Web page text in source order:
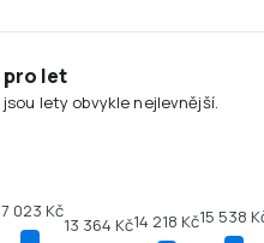
pro let
lety obvykle nejlevnější.
023 Kč
13 364 Kč14 218 Kč15 538